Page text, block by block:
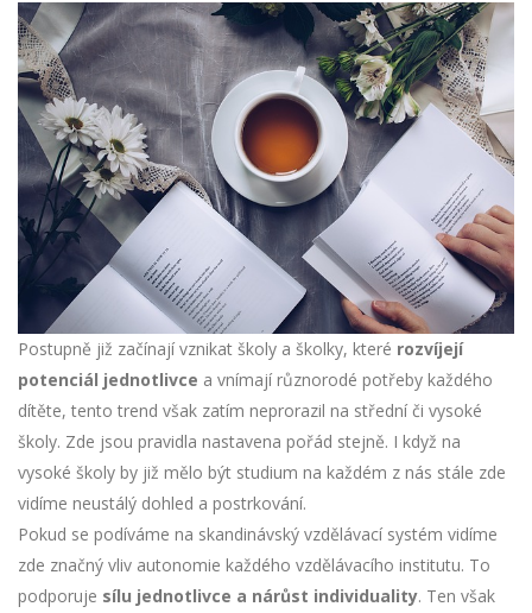
Postupně již začínají vznikat školy a školky, které rozvíjejí
potenciál jednotlivce a vnímají různorodé potřeby každého
dítěte, tento trend však zatím neprorazil na střední či vysoké
školy. Zde jsou pravidla nastavena pořád stejně. I když na
vysoké školy by již mělo být studium na každém z nás stále zde
vidíme neustálý dohled a postrkování.
Pokud se podíváme na skandinávský vzdělávací systém vidíme
zde značný vliv autonomie každého vzdělávacího institutu. To
podporuje sílu jednotlivce a nárůst individuality. Ten však